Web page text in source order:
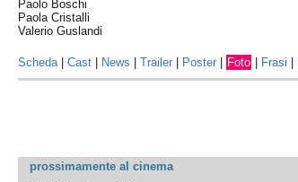
Paolo Boschi
Paola Cristalli
Valerio Guslandi
Scheda|Cast News |Trailer Poster Foto Frasi
prossimamente al cinema